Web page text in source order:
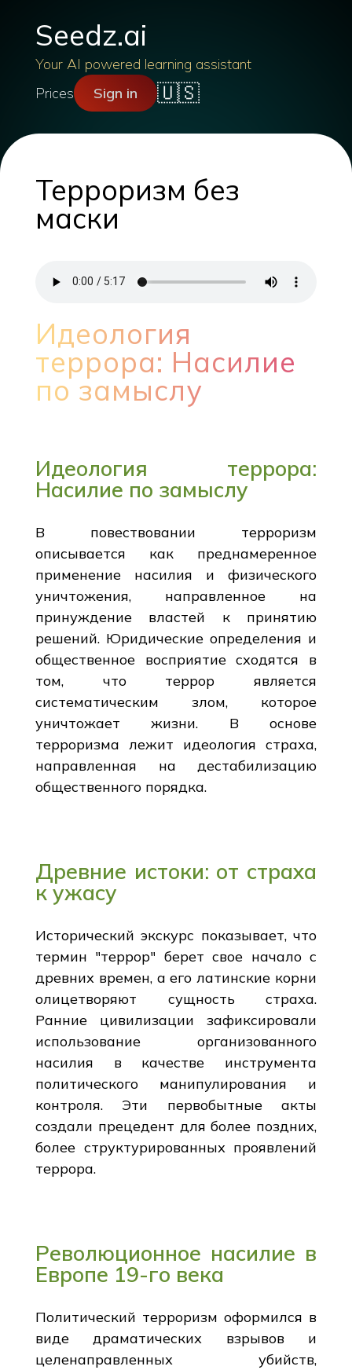
Seedz.ai
Your AI powered learning assistant
Prices
Sign in 🇺🇸
Терроризм без
маски
Идеология
террора: Насилие
по замыслу
Идеология террора:
Насилие по замыслу
В повествовании терроризм
описывается как преднамеренное
применение насилия и физического
уничтожения, направленное на
принуждение властей к принятию
решений. Юридические определения и
общественное восприятие сходятся в
том, что террор является
систематическим злом, которое
уничтожает жизни. В основе
терроризма лежит идеология страха,
направленная на дестабилизацию
общественного порядка.
Древние истоки: от страха
к ужасу
Исторический экскурс показывает, что
термин "террор" берет свое начало с
древних времен, а его латинские корни
олицетворяют сущность страха.
Ранние цивилизации зафиксировали
использование организованного
насилия в качестве инструмента
политического манипулирования и
контроля. Эти первобытные акты
создали прецедент для более поздних,
более структурированных проявлений
террора.
Революционное насилие в
Европе 19-го века
Политический терроризм оформился в
виде драматических взрывов и
целенаправленных убийств,